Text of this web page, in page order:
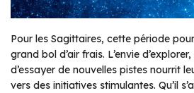
Pour les Sagittaires, cette période
grand bol d’air frais. L’envie
d’essayer de nouvelles pistes nourrit
vers des initiatives stimulantes. Qu’il